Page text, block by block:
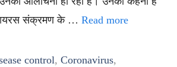
संक्रमण के … Read more
control, Coronavirus,